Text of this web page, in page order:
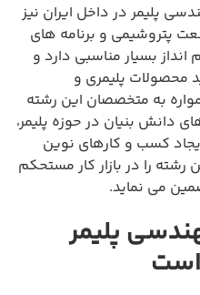
پلیمر در داخل ایران نیز
پتروشیمی و برنامه های
بسیار مناسبی دارد و
محصولات پلیمری و
به متخصصان این رشته
دانش بنیان در حوزه پلیمر،
کسب و کارهای نوین
را در بازار کار مستحکم
می نماید.
پلیمر